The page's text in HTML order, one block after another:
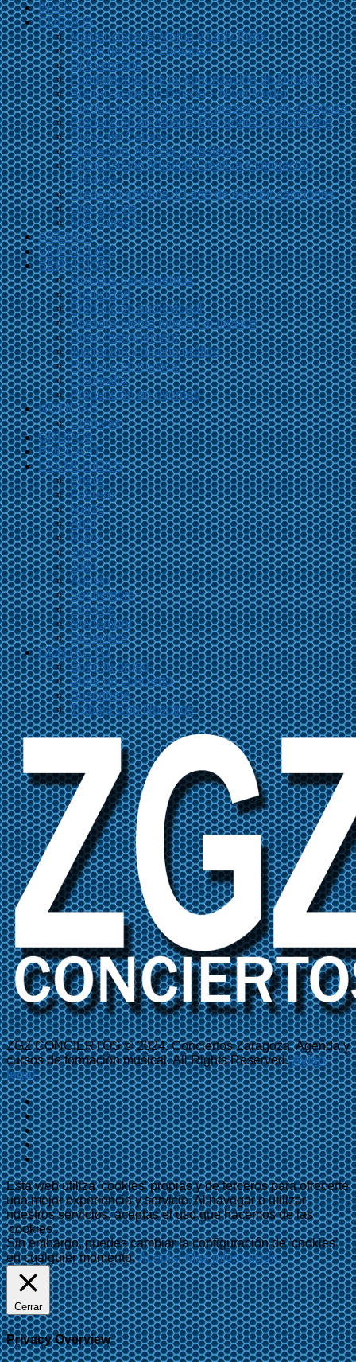
INICIO
CURSOS
Master class El Momo y Lady Funk
Curso de Dj en Zaragoza
Dj Avanzado
Fundamentos de la Sonorización de Directo
Sonorización en Directo – Nivel Medio
Combo musical moderno presencial en Zaragoza
Producción de Música Electrónica con Ableton
Curso de Cubase
Grabación, Mezcla y Mastering
Composición Musical Creativa Exploración
Creativa
Creación artística. El arte de escribir canciones
One To One
Más Cursos…
AGENDA
VIDEOCLIPS
SERVICIOS
Músicos para eventos
Publicidad
Producción audiovisual
Asesoramiento jurídico al músico
Road management
Ilustración y diseño gráfico
Producción musical
Fotografía
Producción de eventos
NOTICIAS
Crónicas
GRUPOS
PODCAST
EFEMÉRIDES
Enero
Febrero
Marzo
Abril
Mayo
Junio
Julio
Agosto
Septiembre
Octubre
Noviembre
Diciembre
CONTACTO
Sube tu grupo
Sube un concierto
Suscríbete
Trabaja Con Nosotros
ZGZ CONCIERTOS © 2024. Conciertos Zaragoza, Agenda y
cursos de formación musical. All Rights Reserved.Aviso
legal
Esta web utiliza 'cookies' propias y de terceros para ofrecerte
una mejor experiencia y servicio. Al navegar o utilizar
nuestros servicios, aceptas el uso que hacemos de las
'cookies'.
Sin embargo, puedes cambiar la configuración de 'cookies'
en cualquier momento.Aceptar Más información
Cerrar
Privacy Overview